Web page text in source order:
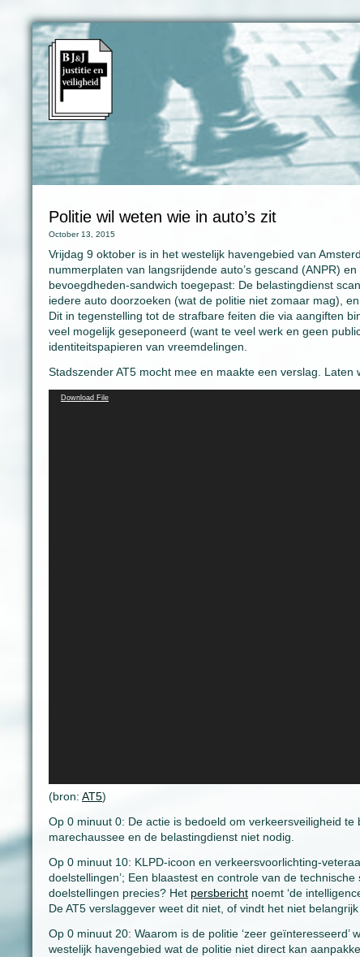
Politie wil weten wie in auto’s zit
October 13, 2015
Vrijdag 9 oktober is in het westelijk havengebied van
nummerplaten van langsrijdende auto’s gescand (ANPR)
bevoegdheden-sandwich toegepast: De belastingdienst
iedere auto doorzoeken (wat de politie niet zomaar mag),
Dit in tegenstelling tot de strafbare feiten die via aangiften
veel mogelijk geseponeerd (want te veel werk en geen
identiteitspapieren van vreemdelingen.
Stadszender AT5 mocht mee en maakte een verslag. Laten
Video
Download File
(bron: AT5)
Op 0 minuut 0: De actie is bedoeld om verkeersveiligheid
marechaussee en de belastingdienst niet nodig.
Op 0 minuut 10: KLPD-icoon en verkeersvoorlichting-
doelstellingen’; Een blaastest en controle van de
doelstellingen precies? Het persbericht noemt ‘de
De AT5 verslaggever weet dit niet, of vindt het niet
Op 0 minuut 20: Waarom is de politie ‘zeer
westelijk havengebied wat de politie niet direct kan